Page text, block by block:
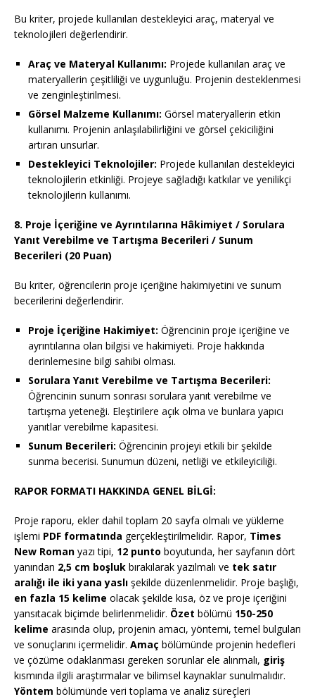
Bu kriter, projede kullanılan destekleyici araç, materyal ve
teknolojileri değerlendirir.
Araç ve Materyal Kullanımı: Projede kullanılan araç ve
materyallerin çeşitliliği ve uygunluğu. Projenin desteklenmesi
ve zenginleştirilmesi.
Görsel Malzeme Kullanımı: Görsel materyallerin etkin
kullanımı. Projenin anlaşılabilirliğini ve görsel çekiciliğini
artıran unsurlar.
Destekleyici Teknolojiler: Projede kullanılan destekleyici
teknolojilerin etkinliği. Projeye sağladığı katkılar ve yenilikçi
teknolojilerin kullanımı.
8. Proje İçeriğine ve Ayrıntılarına Hâkimiyet / Sorulara
Yanıt Verebilme ve Tartışma Becerileri / Sunum
Becerileri (20 Puan)
Bu kriter, öğrencilerin proje içeriğine hakimiyetini ve sunum
becerilerini değerlendirir.
Proje İçeriğine Hakimiyet: Öğrencinin proje içeriğine ve
ayrıntılarına olan bilgisi ve hakimiyeti. Proje hakkında
derinlemesine bilgi sahibi olması.
Sorulara Yanıt Verebilme ve Tartışma Becerileri:
Öğrencinin sunum sonrası sorulara yanıt verebilme ve
tartışma yeteneği. Eleştirilere açık olma ve bunlara yapıcı
yanıtlar verebilme kapasitesi.
Sunum Becerileri: Öğrencinin projeyi etkili bir şekilde
sunma becerisi. Sunumun düzeni, netliği ve etkileyiciliği.
RAPOR FORMATI HAKKINDA GENEL BİLGİ:
Proje raporu, ekler dahil toplam 20 sayfa olmalı ve yükleme
işlemi PDF formatında gerçekleştirilmelidir. Rapor, Times
New Roman yazı tipi, 12 punto boyutunda, her sayfanın dört
yanından 2,5 cm boşluk bırakılarak yazılmalı ve tek satır
aralığı ile iki yana yaslı şekilde düzenlenmelidir. Proje başlığı,
en fazla 15 kelime olacak şekilde kısa, öz ve proje içeriğini
yansıtacak biçimde belirlenmelidir. Özet bölümü 150-250
kelime arasında olup, projenin amacı, yöntemi, temel bulguları
ve sonuçlarını içermelidir. Amaç bölümünde projenin hedefleri
ve çözüme odaklanması gereken sorunlar ele alınmalı, giriş
kısmında ilgili araştırmalar ve bilimsel kaynaklar sunulmalıdır.
Yöntem bölümünde veri toplama ve analiz süreçleri